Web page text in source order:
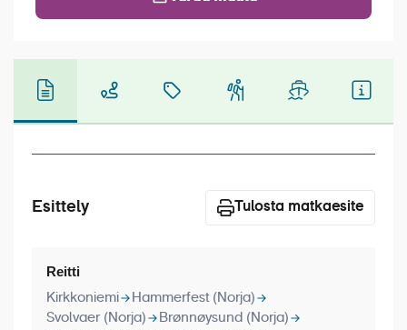
Matkatyypit
Matkakalenteri
Laivat
Esittely Tulosta matkaesite
Reitti
Kirkkoniemi
Hammerfest (Norja)
Svolvaer (Norja)
Brønnøysund (Norja)